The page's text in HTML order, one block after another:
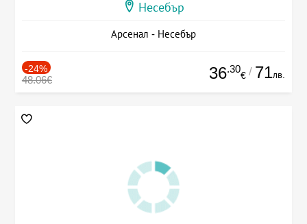
Несебър
Арсенал - Несебър
-24%
48.06€ 36.30
€ / 71лв.